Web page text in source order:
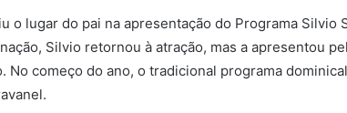
o lugar do pai na apresentação do Programa Silvio
Silvio retornou à atração, mas a apresentou
No começo do ano, o tradicional programa